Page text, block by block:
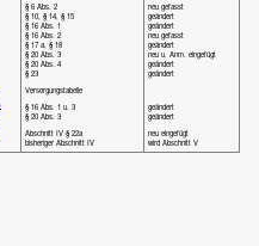
§ 6 Abs. 2
§ 10, § 14, § 15
§ 16 Abs. 1
§ 16 Abs. 2
§ 17 a, § 18
§ 20 Abs. 3
§ 20 Abs. 4
§ 23
neu gefasst
geändert
geändert
neu gefasst
geändert
neu u. Anm. eingefügt
geändert
geändert
Versorgungstabelle
§ 16 Abs. 1 u. 3
§ 20 Abs. 3
geändert
geändert
Abschnitt IV § 22a
bisheriger Abschnitt IV
neu eingefügt
wird Abschnitt V